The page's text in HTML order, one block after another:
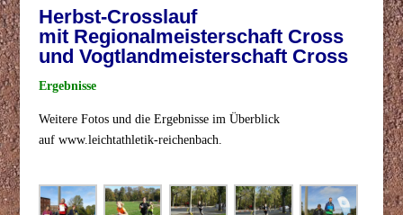
Herbst-Crosslauf
mit Regionalmeisterschaft Cross
und Vogtlandmeisterschaft Cross
Ergebnisse
Weitere Fotos und die Ergebnisse im Überblick
auf www.leichtathletik-reichenbach.